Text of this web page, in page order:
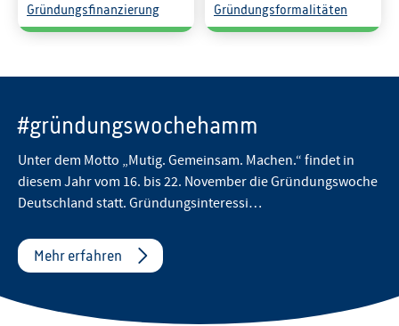
Gründungsfinanzierung Gründungsformalitäten
#gründungswochehamm
Unter dem Motto „Mutig. Gemeinsam. Machen.“ findet in
diesem Jahr vom 16. bis 22. November die Gründungswoche
Deutschland statt. Gründungsinteressi…
Mehr erfahren